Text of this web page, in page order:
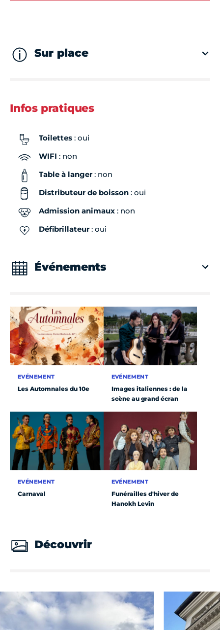
Sur place
Infos pratiques
Toilettes : oui
WIFI : non
Table à langer: non
Distributeur de boisson : oui
Admission animaux : non
Défibrillateur: oui
Événements
EVÉNEMENT
Les Automnales du 10e
EVÉNEMENT
Images italiennes : de la
scène au grand écran
EVÉNEMENT
Carnaval
EVÉNEMENT
Funérailles d'hiver de
Hanokh Levin
Découvrir